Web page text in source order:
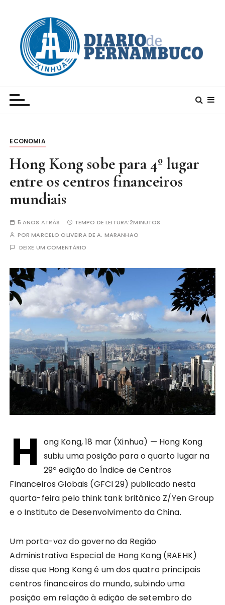
ECONOMIA
Hong Kong sobe para 4º lugar
entre os centros financeiros
mundiais
5 ANOS ATRÁS TEMPO DE LEITURA:2MINUTOS
PORMARCELO OLIVEIRA DE A. MARANHAO
DEIXE UM COMENTÁRIO
H
ong Kong, 18 mar (Xinhua) — Hong Kong
subiu uma posição para o quarto lugar na
29ª edição do Índice de Centros
Financeiros Globais (GFCI 29) publicado nesta
quarta-feira pelo think tank britânico Z/Yen Group
e o Instituto de Desenvolvimento da China.
Um porta-voz do governo da Região
Administrativa Especial de Hong Kong (RAEHK)
disse que Hong Kong é um dos quatro principais
centros financeiros do mundo, subindo uma
posição em relação à edição de setembro do